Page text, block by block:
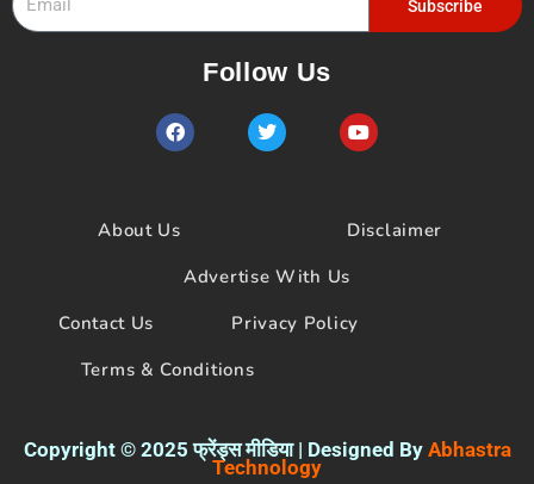
Subscribe
Follow Us
F
a
o
T
w
Y
o
b
e
About Us
Disclaimer
Advertise With Us
Contact Us
Privacy Policy
Terms & Conditions
Copyright © 2025 फ्रेंड्स मीडिया | Designed By Abhastra
Technology